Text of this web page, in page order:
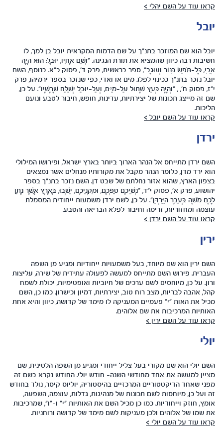
קראו עוד על השם יהלי >
יובל
יובל הוא שם המוזכר בתנ"ך על שם הדמות המקראית יובל בן למך, לו
חשיבות רבה כיוון שהמציא את תורת הנגינה. "וְשֵׁם אָחִיו, יוּבָל: הוּא הָיָה
אֲבִי, כָּל-תֹּפֵשׂ כִּנּוֹר וְעוּגָב", ספר בראשית, פרק ד', פסוק כ"א. בנוסף, השם
יובל נזכר בתנ"ך ככינוי לפלג מים או ואדי, כפי שנזכר בספר ירמיהו, פרק
י"ז, פסוק ח', , "וְהָיָה כְּעֵץ שָׁתוּל עַל-מַיִם, וְעַל-יוּבַל יְשַׁלַּח שָׁרָשָׁיו". על כן,
שם זה מייצג תכונות של יצירתיות, עדינות, חופש, חיבור לטבע ונועם
הליכות.
קראו עוד על השם יובל >
ירדן
השם ירדן מתייחס אל הנהר הארוך ביותר בארץ ישראל, ופירושו המילולי
הוא ירד מדן, כלומר הנהר מקבל את מקורותיו מנחלים אשר נמצאים
בצפון הארץ, שהוא אזור נחלתם של שבט דן. השם נזכר בתנ"ך בספר
יהושוע, פרק א', פסוק י"ד, "נְשֵׁיכֶם טַפְּכֶם, וּמִקְנֵיכֶם, יֵשְׁבוּ, בָּאָרֶץ אֲשֶׁר נָתַן
לָכֶם מֹשֶׁה בְּעֵבֶר הַיַּרְדֵּן". על כן, לשם ירדן משמעות ייחודית המסמלת
עוצמה ומחזוריות, זרימה וחיבור לפלא הבריאה והטבע.
קראו עוד על השם ירדן >
ירין
השם ירין הוא שם מיוחד, בעל משמעויות ייחודיות ומגיע מן השפה
העברית. פירוש השם מתייחס למעשה לפעולה עתידית של שירה, עליצות
ורון. על כן, מיוחסים לשם ערכים של חיוביות ואופטימיות, יכולת לשמח
קהל, אהבה לבריות, מצב רוח טוב, יצירתיות, דמיון וכישרון. כמו כן, השם
מכיל את האות "י" פעמיים המעניקה לו מימד של קדושה, כיוון והיא אחת
האותיות המרכיבות את שם אלוהים.
קראו עוד על השם ירין >
יולי
השם יולי הוא שם מקורי בעל צליל ייחודי ומגיע מן השפה הלטינית, שם
מציין למעשה את אחד מחודשי השנה- חודש יולי. החודש נקרא בשם זה
מפני שאחד הדיקטטוריים המרכזיים בהיסטוריה, יוליוס קיסר, נולד בחודש
זה ועל כן, מיוחסות לשם תכונות של מנהיגות, גדלות, עוצמה, השפעה,
אומץ, חוזק וייחודיות. כמו כן מכיל השם את האותיות "י" ו-"ו", שמרכיבות
את שמו של אלוהים ולכן מעניקות לשם מימד של קדושה ורוחניות.
קראו עוד על השם יולי >